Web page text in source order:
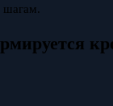
шагам.